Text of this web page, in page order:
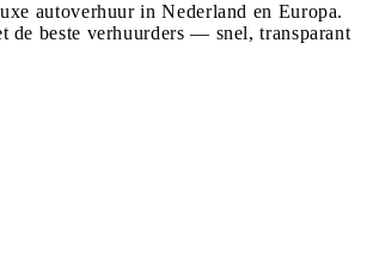
autoverhuur in Nederland en Europa.
de beste verhuurders — snel, transparant